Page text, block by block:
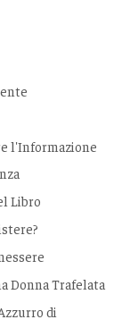
l'Informazione
Libro
Donna Trafelata
di